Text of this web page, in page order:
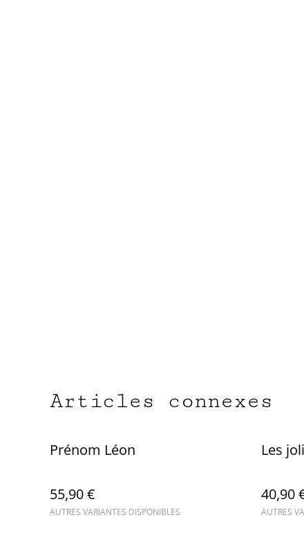
Articles connexes
Prénom Léon
55,90 €
AUTRES VARIANTES DISPONIBLES
Les
40,90
AUTRES